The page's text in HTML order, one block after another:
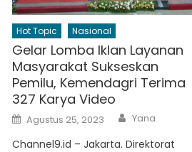
Hot Topic Nasional
Gelar Lomba Iklan Layanan
Masyarakat Sukseskan
Pemilu, Kemendagri Terima
327 Karya Video
Posted
on
Agustus 25, 2023 Author
Yana
Channel9.id – Jakarta. Direktorat